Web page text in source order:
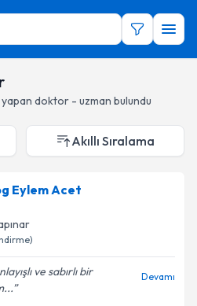
doktor - uzman bulundu
Akıllı Sıralama
Eylem Acet
ve sabırlı bir
Devamı